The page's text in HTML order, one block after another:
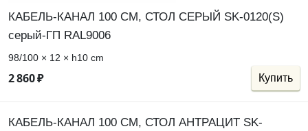
КАБЕЛЬ-КАНАЛ 100 СМ, СТОЛ СЕРЫЙ SK-0120(S)
серый-ГП RAL9006
98/100 × 12 × h10 cm
2860₽ Купить
КАБЕЛЬ-КАНАЛ 100 СМ, СТОЛ АНТРАЦИТ SK-